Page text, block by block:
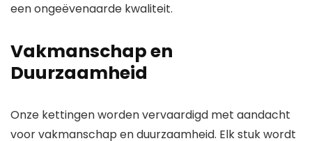
een ongeëvenaarde kwaliteit.
Vakmanschap en
Duurzaamheid
Onze kettingen worden vervaardigd met aandacht
voor vakmanschap en duurzaamheid. Elk stuk wordt